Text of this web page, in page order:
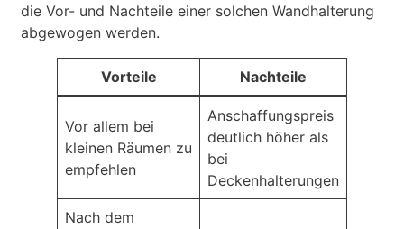
die Vor- und Nachteile einer solchen Wandhalterung
abgewogen werden.
Vorteile Nachteile
Vor allem bei
kleinen Räumen zu
empfehlen
Anschaffungspreis
deutlich höher als
bei
Deckenhalterungen
Nach dem